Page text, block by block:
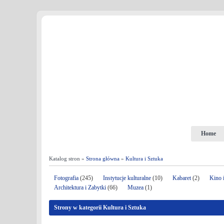
Home
Katalog stron » Strona główna » Kultura i Sztuka
Fotografia (245) Instytucje kulturalne (10) Kabaret(2)
Kino
Architektura i Zabytki (66) Muzea (1)
Strony w kategorii Kultura i Sztuka